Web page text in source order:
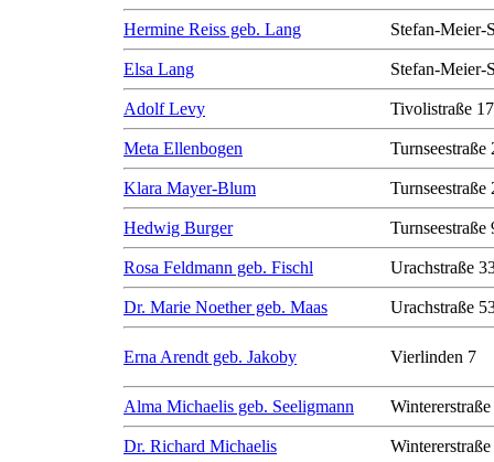
Hermine Reiss geb. Lang Stefan-Meier-
Elsa Lang Stefan-Meier-
Adolf Levy Tivolistraße 17
Meta Ellenbogen Turnseestraße
Klara Mayer-Blum Turnseestraße
Hedwig Burger Turnseestraße
Rosa Feldmann geb. Fischl Urachstraße
Dr. Marie Noether geb. Maas Urachstraße
Erna Arendt geb. Jakoby Vierlinden 7
Alma Michaelis geb. Seeligmann
Dr. Richard Michaelis